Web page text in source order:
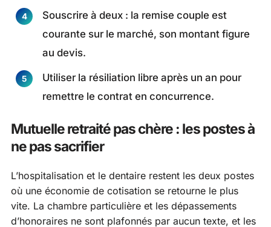
Souscrire à deux : la remise couple est
courante sur le marché, son montant figure
au devis.
Utiliser la résiliation libre après un an pour
remettre le contrat en concurrence.
Mutuelle retraité pas chère : les postes à
ne pas sacrifier
L’hospitalisation et le dentaire restent les deux postes
où une économie de cotisation se retourne le plus
vite. La chambre particulière et les dépassements
d’honoraires ne sont plafonnés par aucun texte, et les